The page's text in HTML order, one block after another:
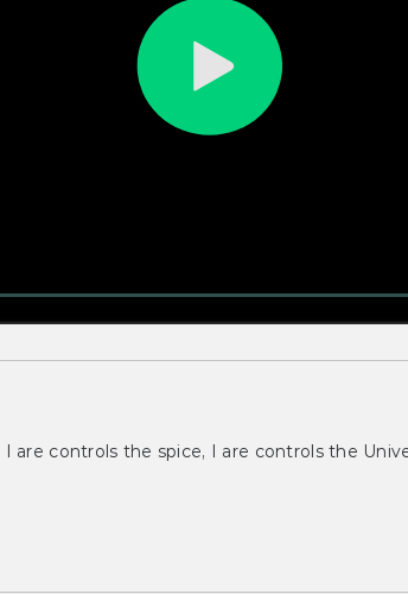
are controls the spice, I are controls the